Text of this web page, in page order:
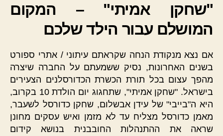
"שחקן אמיתי" – המקום
המושלם עבור הילד שלכם
אם נצא מנקודת הנחה שקראתם עיתוני / אתרי ספורט
בשנים האחרונות, נסיק ששמעתם על החברה שיצרה
מהפך עצום בכל תורת הכשרת הכדורסלנים הצעירים
בישראל. "שחקן אמיתי", שתחגוג יום הולדת 10 בקרוב,
היא ה"בייבי" של עידן אבשלום, שחקן כדורסל לשעבר,
מאמן כדורסל מצליח עד לא מזמן ואיש עסקים מחונן
שראה את ההתנהלות החובבנית בנושא קידום